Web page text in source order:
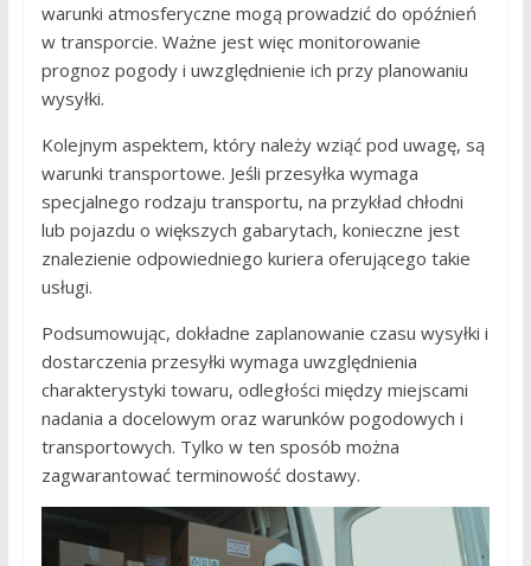
warunki atmosferyczne mogą prowadzić do opóźnień
w transporcie. Ważne jest więc monitorowanie
prognoz pogody i uwzględnienie ich przy planowaniu
wysyłki.
Kolejnym aspektem, który należy wziąć pod uwagę, są
warunki transportowe. Jeśli przesyłka wymaga
specjalnego rodzaju transportu, na przykład chłodni
lub pojazdu o większych gabarytach, konieczne jest
znalezienie odpowiedniego kuriera oferującego takie
usługi.
Podsumowując, dokładne zaplanowanie czasu wysyłki i
dostarczenia przesyłki wymaga uwzględnienia
charakterystyki towaru, odległości między miejscami
nadania a docelowym oraz warunków pogodowych i
transportowych. Tylko w ten sposób można
zagwarantować terminowość dostawy.